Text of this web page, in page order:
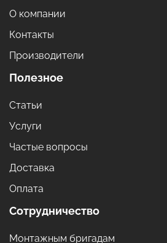
О компании
Контакты
Производители
Полезное
Статьи
Услуги
Частые вопросы
Доставка
Оплата
Сотрудничество
Монтажным бригадам